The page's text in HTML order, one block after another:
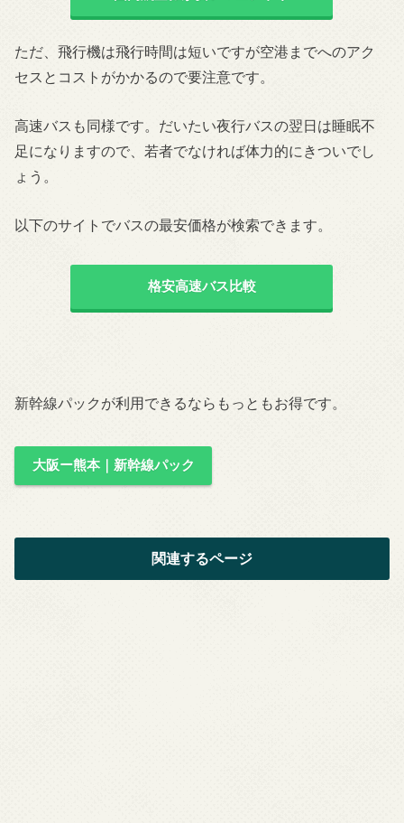
ただ、飛行機は飛行時間は短いですが空港までへのアク
セスとコストがかかるので要注意です。
高速バスも同様です。だいたい夜行バスの翌日は睡眠不
足になりますので、若者でなければ体力的にきついでし
ょう。
以下のサイトでバスの最安価格が検索できます。
格安高速バス比較
新幹線パックが利用できるならもっともお得です。
大阪ー熊本｜新幹線パック
関連するページ